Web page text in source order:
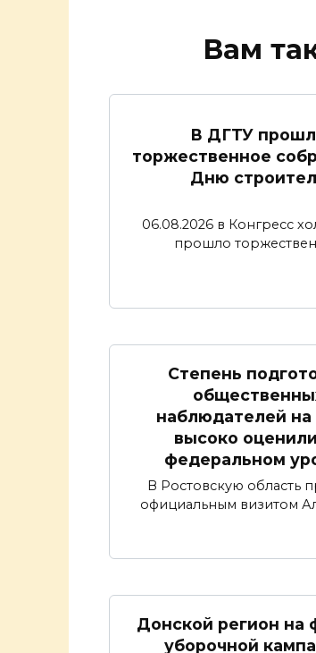
Вам
В ДГТУ
торжественное
Дню
06.08.2026 в Конгресс
прошло
Степень
наблюдателей
высоко
федеральном
В Ростовскую область
официальным визитом
Донской регион на
уборочной